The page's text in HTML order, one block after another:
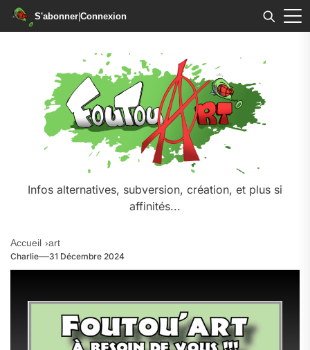
S'abonner|Connexion
Infos alternatives, subversion, création, et plus si
affinités...
Accueil art
Charlie 31 Décembre 2024